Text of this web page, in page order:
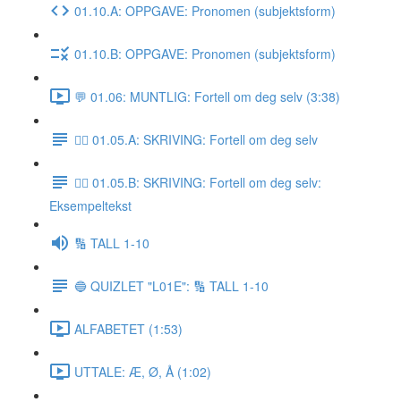
01.10.A: OPPGAVE: Pronomen (subjektsform)
01.10.B: OPPGAVE: Pronomen (subjektsform)
💬 01.06: MUNTLIG: Fortell om deg selv (3:38)
✍🏼 01.05.A: SKRIVING: Fortell om deg selv
✍🏼 01.05.B: SKRIVING: Fortell om deg selv:
Eksempeltekst
🔢 TALL 1-10
🔵 QUIZLET "L01E": 🔢 TALL 1-10
ALFABETET (1:53)
UTTALE: Æ, Ø, Å (1:02)